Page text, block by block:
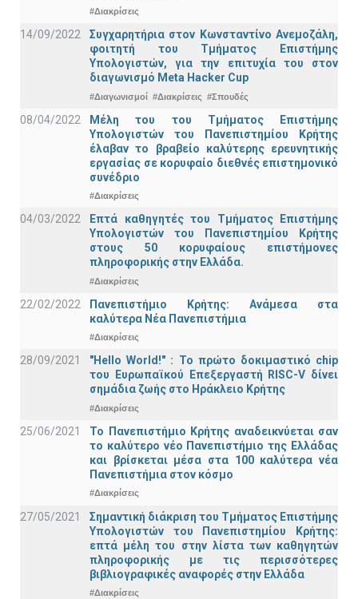
#Διακρίσεις
14/09/2022
Συγχαρητήρια στον Κωνσταντίνο Ανεμοζάλη,
φοιτητή του Τμήματος Επιστήμης
Υπολογιστών, για την επιτυχία του στον
διαγωνισμό Meta Hacker Cup
#Διαγωνισμοί #Διακρίσεις #Σπουδές
08/04/2022
Μέλη του του Τμήματος Επιστήμης
Υπολογιστών του Πανεπιστημίου Κρήτης
έλαβαν το βραβείο καλύτερης ερευνητικής
εργασίας σε κορυφαίο διεθνές επιστημονικό
συνέδριο
#Διακρίσεις
04/03/2022
Επτά καθηγητές του Τμήματος Επιστήμης
Υπολογιστών του Πανεπιστημίου Κρήτης
στους 50 κορυφαίους επιστήμονες
πληροφορικής στην Ελλάδα.
#Διακρίσεις
22/02/2022
Πανεπιστήμιο Κρήτης: Ανάμεσα στα
καλύτερα Νέα Πανεπιστήμια
#Διακρίσεις
28/09/2021
"Hello World!" : Το πρώτο δοκιμαστικό chip
του Ευρωπαϊκού Επεξεργαστή RISC-V δίνει
σημάδια ζωής στο Ηράκλειο Κρήτης
#Διακρίσεις
25/06/2021
Το Πανεπιστήμιο Κρήτης αναδεικνύεται σαν
το καλύτερο νέο Πανεπιστήμιο της Ελλάδας
και βρίσκεται μέσα στα 100 καλύτερα νέα
Πανεπιστήμια στον κόσμο
#Διακρίσεις
27/05/2021
Σημαντική διάκριση του Τμήματος Επιστήμης
Υπολογιστών του Πανεπιστημίου Κρήτης:
επτά μέλη του στην λίστα των καθηγητών
πληροφορικής με τις περισσότερες
βιβλιογραφικές αναφορές στην Ελλάδα
#Διακρίσεις